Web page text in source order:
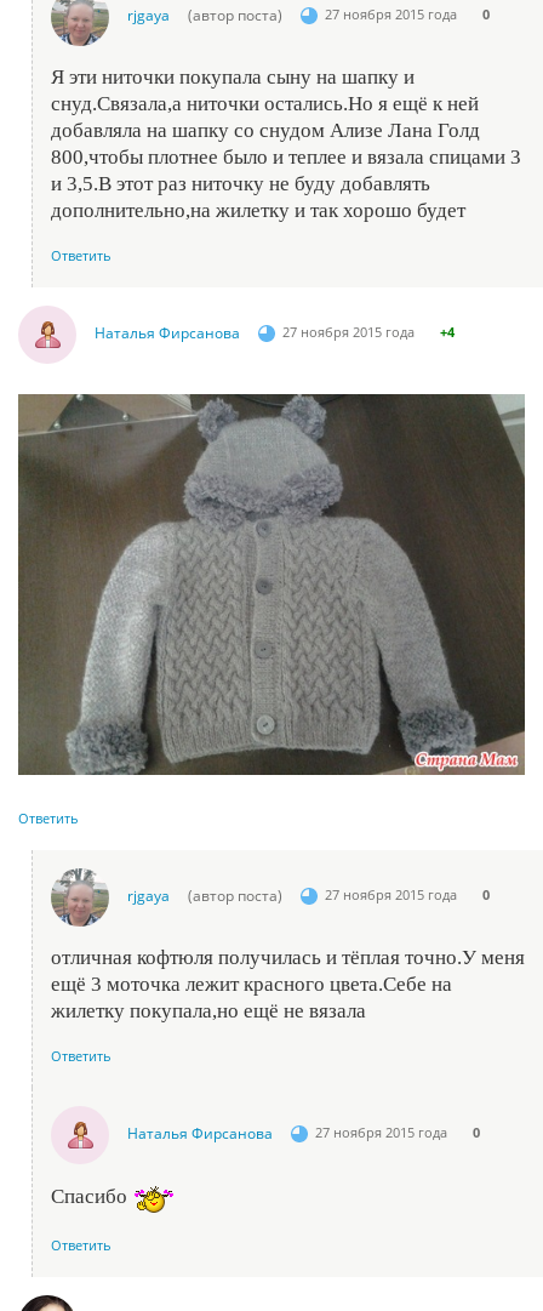
rjgaya (автор поста) 27 ноября 2015 года 0
Я эти ниточки покупала сыну на шапку и
снуд.Связала,а ниточки остались.Но я ещё к ней
добавляла на шапку со снудом Ализе Лана Голд
800,чтобы плотнее было и теплее и вязала спицами 3
и 3,5.В этот раз ниточку не буду добавлять
дополнительно,на жилетку и так хорошо будет
Ответить
Наталья Фирсанова 27 ноября 2015 года +4
Ответить
rjgaya (автор поста) 27 ноября 2015 года 0
отличная кофтюля получилась и тёплая точно.У меня
ещё 3 моточка лежит красного цвета.Себе на
жилетку покупала,но ещё не вязала
Ответить
Наталья Фирсанова 27 ноября 2015 года 0
Спасибо
Ответить